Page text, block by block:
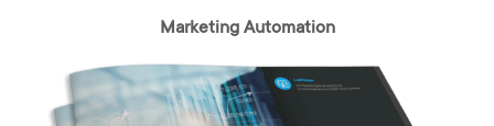
Marketing Automation